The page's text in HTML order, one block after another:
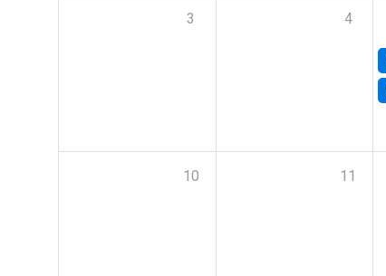
3 4
10 11